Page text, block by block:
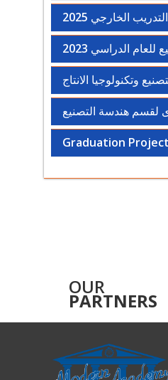
الخارجي 2025
الدراسي 2023
وتكنولوجيا الانتاج
لقسم هندسة التصنيع
Graduation
OUR
PARTNERS